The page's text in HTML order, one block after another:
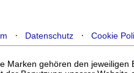
· Datenschutz · Cookie
Marken gehören den